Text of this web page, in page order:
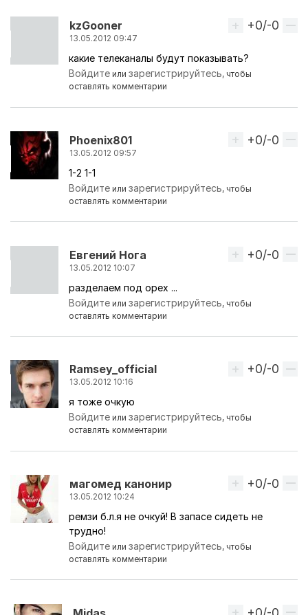
kzGooner
13.05.2012 09:47
Вверх
+0/-0
какие телеканалы будут показывать?
Войдите илизарегистрируйтесь, чтобы
оставлять комментарии
Phoenix801
13.05.2012 09:57
Вверх
+0/-0
1-2 1-1
Войдите илизарегистрируйтесь, чтобы
оставлять комментарии
Евгений Нога
13.05.2012 10:07
Вверх
+0/-0
разделаем под орех ...
Войдите илизарегистрируйтесь, чтобы
оставлять комментарии
Ramsey_official
13.05.2012 10:16
Вверх
+0/-0
я тоже очкую
Войдите илизарегистрируйтесь, чтобы
оставлять комментарии
магомед канонир
13.05.2012 10:24
Вверх
+0/-0
ремзи б.л.я не очкуй! В запасе сидеть не
трудно!
Войдите илизарегистрируйтесь, чтобы
оставлять комментарии